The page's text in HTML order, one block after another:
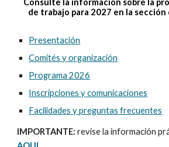
Consulte la información sobre la
de trabajo para 2027 en la
Presentación
Comités y organización
Programa 2026
Inscripciones y comunicaciones
Facilidades y preguntas frecuentes
IMPORTANTE: revise la información